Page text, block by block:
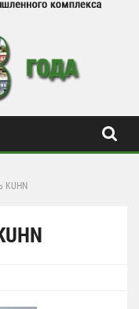
KUHN